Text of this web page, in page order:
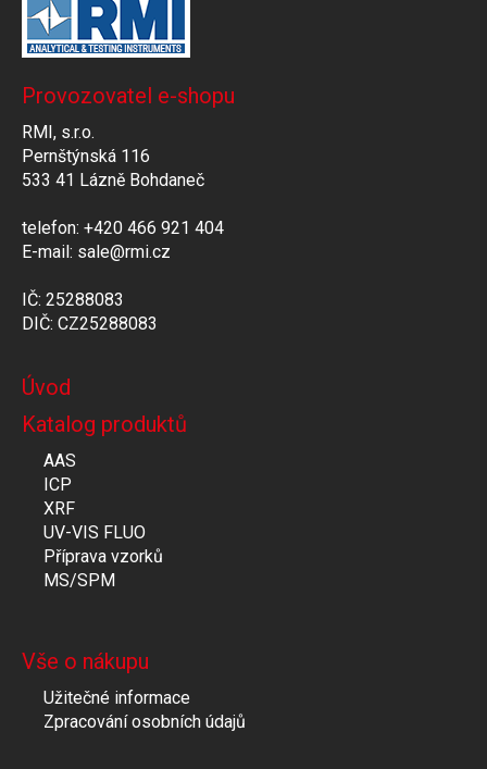
Provozovatel e-shopu
RMI, s.r.o.
Pernštýnská 116
533 41 Lázně Bohdaneč
telefon: +420 466 921 404
E-mail: sale@rmi.cz
IČ: 25288083
DIČ: CZ25288083
Úvod
Katalog produktů
AAS
ICP
XRF
UV-VIS FLUO
Příprava vzorků
MS/SPM
Vše o nákupu
Užitečné informace
Zpracování osobních údajů